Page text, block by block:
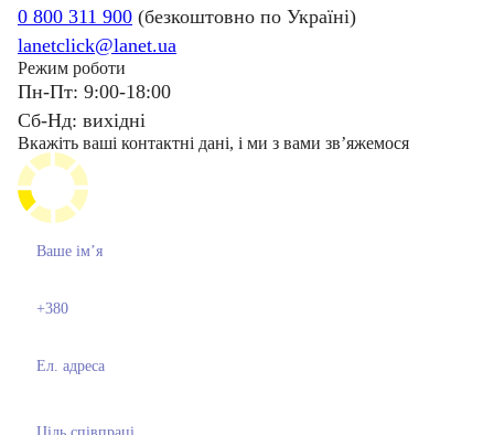
0 800 311 900 (безкоштовно по Україні)
lanetclick@lanet.ua
Режим роботи
Пн-Пт: 9:00-18:00
Сб-Нд: вихідні
Вкажіть ваші контактні дані, і ми з вами звʼяжемося